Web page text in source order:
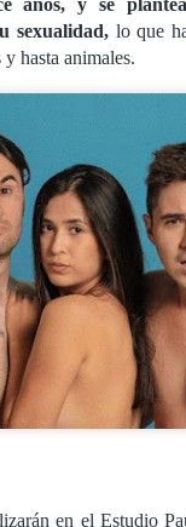
años, y se
sexualidad, lo que
hasta animales.
en el Estudio